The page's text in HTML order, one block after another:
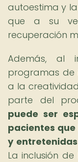
autoestima y
que a su
recuperación
Además, al
programas de
a la
parte del
puede ser
pacientes
y
La inclusión